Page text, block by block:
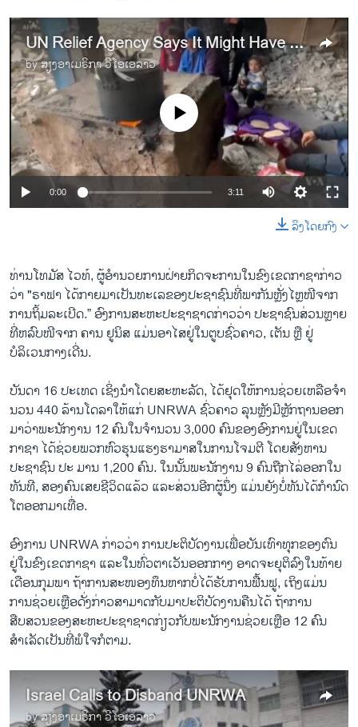
UN Relief Agency Says It Might Have to Shut Down Gaza Operations
byສຽງອາເມຣິກາ ວີໂອເອລາວ
No media source currently available
0:00 3:11
ລິງໂດຍກົງ
ທ່ານໂທມັສ ໄວທ໌, ຜູ້ອຳນວຍການຝ່າຍກິດຈະການໃນຂົງເຂດກາຊາກ່າວ
ວ່າ "ຣາຟາ ໄດ້ກາຍມາເປັນທະເລຂອງປະຊາຊົນທີ່ພາກັນຫຼັ່ງໄຫຼໜີຈາກ
ການຖິ້ມລະເບີດ.” ອົງການ​ສະຫະ​ປະຊາ​ຊາດກ່າວ​ວ່າ ປະຊາຊົນສ່ວນຫຼາຍ​
ທີ່​ຫລົບ​ໜີຈາກ ຄານ ຢູນິສ ​ແມ່ນ​ອາ​ໄສ​ຢູ່​ໃນ​ຕູບຊົ່ວຄາວ, ​ເຕັນ ຫຼື ​ຢູ່​
ບໍລິເວນ​ກາງເດີ່ນ.
ບັນດາ 16 ປະເທດ ເຊິ່ງນຳໂດຍສະຫະລັດ, ໄດ້ຢຸດໃຫ້ການຊ່ວຍເຫລືອຈໍາ
ນວນ 440 ລ້ານໂດລາໃຫ້ແກ່ UNRWA ຊົ່ວຄາວ ລຸນຫຼັງມີຫຼັກຖານອອກ
ມາວ່າພະນັກງານ 12 ຄົນໃນຈຳນວນ 3,000 ຄົນຂອງອົງການຢູ່ໃນເຂດ
ກາຊາ ໄດ້ຊ່ວຍພວກຫົວຮຸນແຮງຮາມາສໃນການໂຈມຕີ ໂດຍສັງຫານ
ປະຊາຊົນ ປະ ມານ 1,200 ຄົນ. ໃນນັ້ນພະນັກງານ 9 ຄົນຖືກ​ໄລ່​ອອກ​ໃນ​
ທັນທີ, ສອງ​ຄົນ​ເສຍ​ຊີວິດແລ້ວ ​ແລະ​ສ່ວນອີກຜູ້ນຶ່ງ ແມ່ນຍັງ​ບໍ່​ທັນ​ໄດ້​ກໍານົດ
ໂຕອອກມາເທື່ອ.
ອົງການ UNRWA ກ່າວວ່າ ການປະຕິບັດງານເພື່ອບັນເທົາທຸກຂອງຕົນ
ຢູ່ໃນຂົງເຂດກາຊາ ແລະໃນທົ່ວຕາເວັນອອກກາງ ອາດຈະຍຸຕິລົງໃນທ້າຍ
ເດືອນກຸມພາ ຖ້າການສະໜອງທຶນຫາກບໍ່ໄດ້ຮັບການຟື້ນຟູ, ເຖິງແມ່ນ
ການຊ່ວຍເຫຼືອດັ່ງກ່າວສາມາດກັບມາປະຕິບັດງານຄືນໄດ້ ຖ້າການ
ສືບສວນຂອງສະຫະປະຊາຊາດກ່ຽວກັບພະນັກງານຊ່ວຍເຫຼືອ 12 ຄົນ
ສຳເລັດເປັນທີ່ພໍໃຈກໍຕາມ.
Israel Calls to Disband UNRWA
byສຽງອາເມຣິກາ ວີໂອເອລາວ